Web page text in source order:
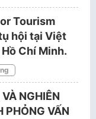
Tourism
hội tại Việt
Chí Minh.
NGHIÊN
PHỎNG VẤN